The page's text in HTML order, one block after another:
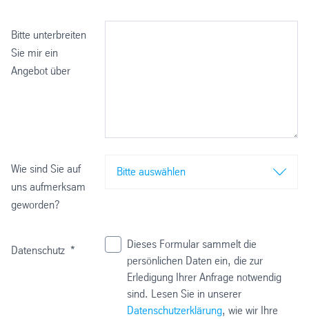
Bitte unterbreiten
Sie mir ein
Angebot über
Wie sind Sie auf
uns aufmerksam
geworden?
Bitte auswählen
Datenschutz *
Dieses Formular sammelt die
persönlichen Daten ein, die zur
Erledigung Ihrer Anfrage notwendig
sind. Lesen Sie in unserer
Datenschutzerklärung, wie wir Ihre